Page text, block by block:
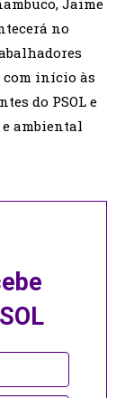
no
com início às
do PSOL e
ambiental